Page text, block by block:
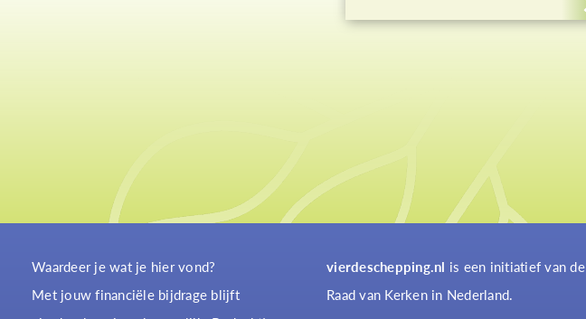
Waardeer je wat je hier vond?
Met jouw financiële bijdrage blijft
vierdeschepping.nl is een initiatief van de
Raad van Kerken in Nederland.